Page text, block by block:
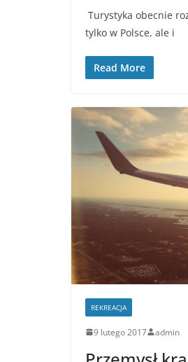
Turystyka obecnie
tylko w Polsce, ale i
Read More
REKREACJA
9 lutego 2017 admin